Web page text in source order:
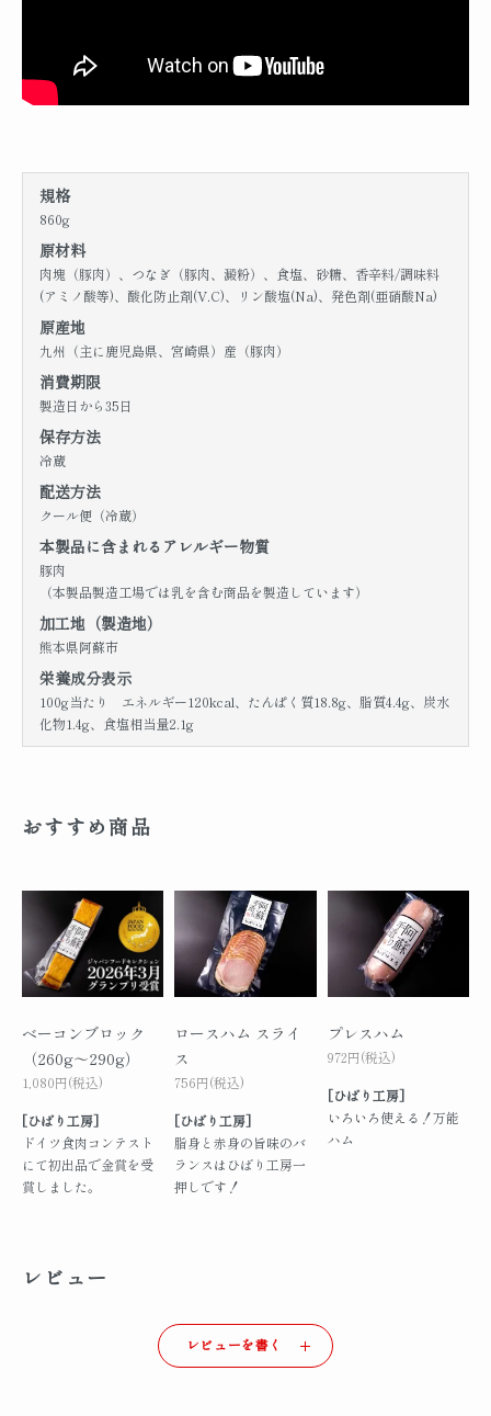
規格
860g
原材料
肉塊（豚肉）、つなぎ（豚肉、澱粉）、食塩、砂糖、香辛料/調味料
(アミノ酸等)、酸化防止剤(V.C)、リン酸塩(Na)、発色剤(亜硝酸Na)
原産地
九州（主に鹿児島県、宮崎県）産（豚肉）
消費期限
製造日から35日
保存方法
冷蔵
配送方法
クール便（冷蔵）
本製品に含まれるアレルギー物質
豚肉
（本製品製造工場では乳を含む商品を製造しています）
加工地（製造地）
熊本県阿蘇市
栄養成分表示
100g当たり エネルギー120kcal、たんぱく質18.8g、脂質4.4g、炭水
化物1.4g、食塩相当量2.1g
おすすめ商品
ベーコンブロック
（260g～290g）
1,080円(税込)
[ひばり工房]
ドイツ食肉コンテスト
にて初出品で金賞を受
賞しました。
ロースハム スライ
ス
756円(税込)
[ひばり工房]
脂身と赤身の旨味のバ
ランスはひばり工房一
押しです！
プレスハム
972円(税込)
[ひばり工房]
いろいろ使える！万能
ハム
レビュー
レビューを書く